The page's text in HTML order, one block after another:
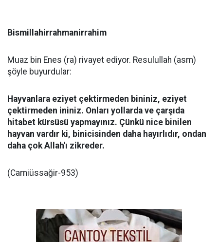
Bismillahirrahmanirrahim
Muaz bin Enes (ra) rivayet ediyor. Resulullah (asm)
şöyle buyurdular:
Hayvanlara eziyet çektirmeden bininiz, eziyet
çektirmeden ininiz. Onları yollarda ve çarşıda
hitabet kürsüsü yapmayınız. Çünkü nice binilen
hayvan vardır ki, binicisinden daha hayırlıdır, ondan
daha çok Allah'ı zikreder.
(Camiüssağir-953)